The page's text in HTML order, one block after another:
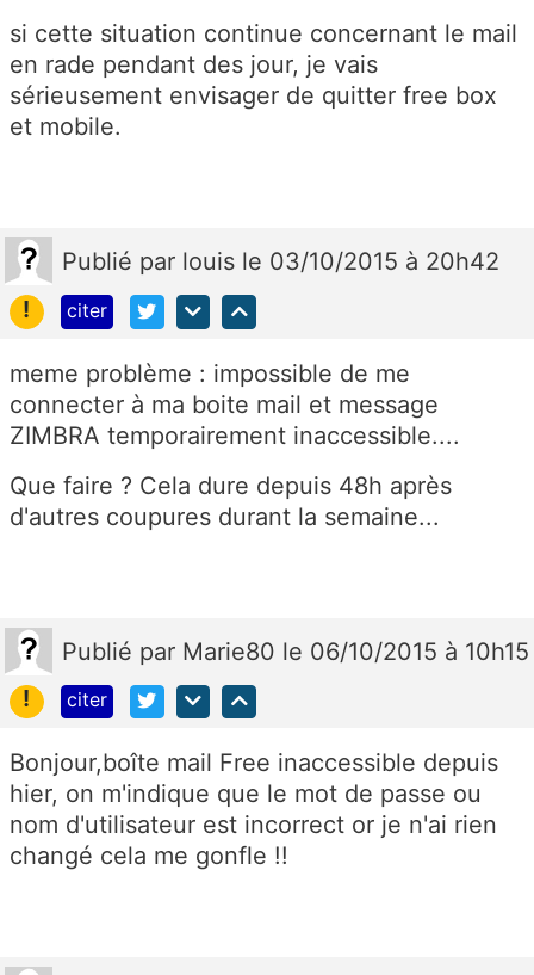
si cette situation continue concernant le mail
en rade pendant des jour, je vais
sérieusement envisager de quitter free box
et mobile.
Publié par louis le 03/10/2015 à 20h42
!
citer
meme problème : impossible de me
connecter à ma boite mail et message
ZIMBRA temporairement inaccessible....
Que faire ? Cela dure depuis 48h après
d'autres coupures durant la semaine...
Publié par Marie80 le 06/10/2015 à 10h15
!
citer
Bonjour,boîte mail Free inaccessible depuis
hier, on m'indique que le mot de passe ou
nom d'utilisateur est incorrect or je n'ai rien
changé cela me gonfle !!